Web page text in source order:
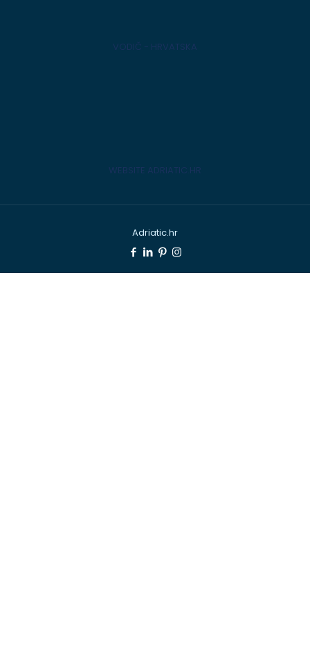
VODIČ - HRVATSKA
WEBSITE ADRIATIC.HR
Adriatic.hr